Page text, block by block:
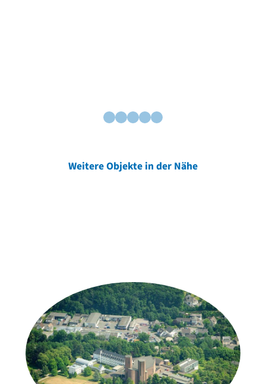
Weitere Objekte in der Nähe